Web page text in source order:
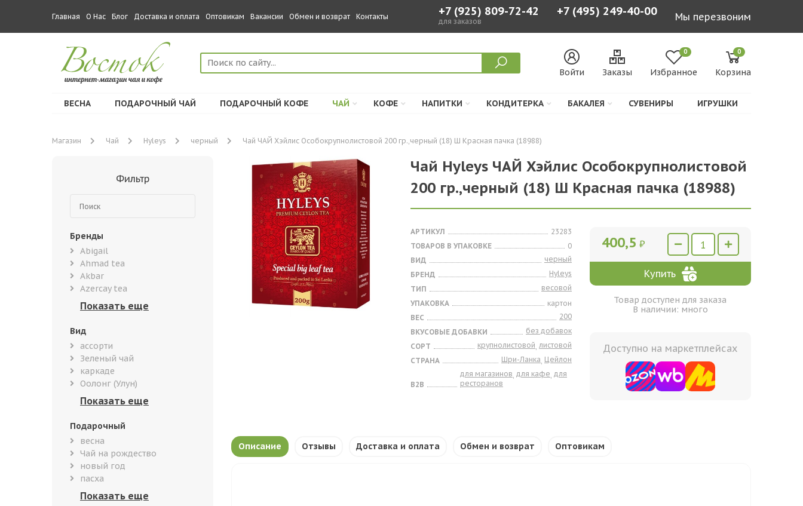
Главная О Нас Блог Доставка и оплата Оптовикам Вакансии Обмен и возврат Контакты +7 (925) 809-72-42
для заказов
+7 (495) 249-40-00 Мы перезвоним
Войти Заказы
0
Избранное
0
Корзина
ВЕСНА ПОДАРОЧНЫЙ ЧАЙ ПОДАРОЧНЫЙ КОФЕ ЧАЙ КОФЕ НАПИТКИ КОНДИТЕРКА БАКАЛЕЯ СУВЕНИРЫ ИГРУШКИ
Магазин Чай Hyleys черный Чай ЧАЙ Хэйлис Особокрупнолистовой 200 гр.,черный (18) Ш Красная пачка (18988)
Фильтр
Бренды
Abigail
Ahmad tea
Akbar
Azercay tea
Вид
ассорти
Зеленый чай
каркаде
Оолонг (Улун)
Подарочный
весна
Чай на рождество
новый год
пасха
Чай Hyleys ЧАЙ Хэйлис Особокрупнолистовой
200 гр.,черный (18) Ш Красная пачка (18988)
АРТИКУЛ
23283
ТОВАРОВ В УПАКОВКЕ
0
ВИД
черный
БРЕНД
Hyleys
ТИП
весовой
УПАКОВКА
картон
ВЕС
200
ВКУСОВЫЕ ДОБАВКИ
без добавок
СОРТ
крупнолистовой, листовой
СТРАНА
Шри-Ланка, Цейлон
B2B
для магазинов, для кафе, для
ресторанов
400,5 ₽
Купить
Товар доступен для заказа
В наличии: много
Доступно на маркетплейсах
Описание Отзывы Доставка и оплата Обмен и возврат Оптовикам